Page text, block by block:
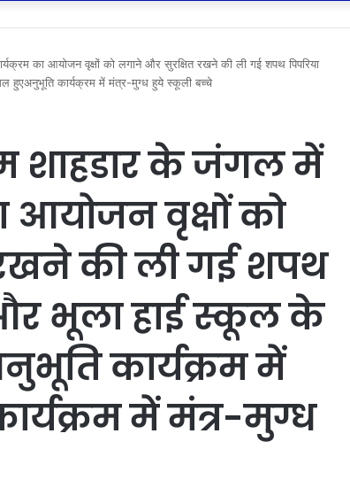
का आयोजन वृक्षों को लगाने और सुरक्षित रखने की ली गई शपथ पिपरिया
हुएअनुभूति कार्यक्रम में मंत्र-मुग्ध हुये स्कूली बच्चे
शाहडार के जंगल में
आयोजन वृक्षों को
की ली गई शपथ
भूला हाई स्कूल के
कार्यक्रम में
में मंत्र-मुग्ध